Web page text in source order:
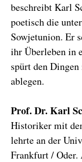
beschreibt Karl
poetisch die
Sowjetunion. Er
ihr Überleben in
spürt den
ablegen.
Prof. Dr. Karl
Historiker mit
lehrte an der
Frankfurt / Oder.